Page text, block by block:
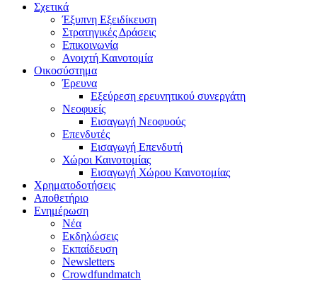
Σχετικά
Έξυπνη Εξειδίκευση
Στρατηγικές Δράσεις
Επικοινωνία
Ανοιχτή Καινοτομία
Οικοσύστημα
Έρευνα
Εξεύρεση ερευνητικού συνεργάτη
Νεοφυείς
Εισαγωγή Νεοφυούς
Επενδυτές
Εισαγωγή Επενδυτή
Χώροι Καινοτομίας
Εισαγωγή Χώρου Καινοτομίας
Χρηματοδοτήσεις
Αποθετήριο
Ενημέρωση
Νέα
Εκδηλώσεις
Εκπαίδευση
Newsletters
Crowdfundmatch